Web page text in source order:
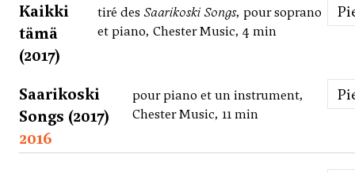
Kaikki
tämä
(2017)
tiré des Saarikoski Songs, pour soprano
et piano, Chester Music, 4 min
Saarikoski
Songs (2017)
pour piano et un instrument,
Chester Music, 11 min
2016